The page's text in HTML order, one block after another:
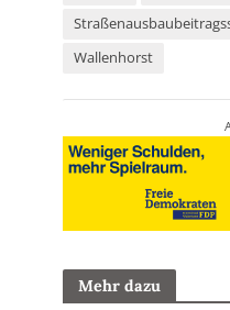
Wallenhorst
Mehr dazu